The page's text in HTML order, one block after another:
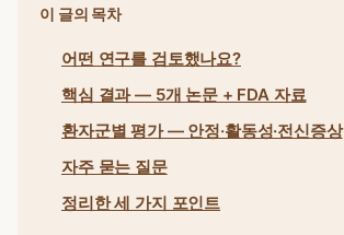
이 글의 목차
어떤 연구를 검토했나요?
핵심 결과 — 5개 논문 + FDA 자료
환자군별 평가 — 안정·활동성·전신증상
자주 묻는 질문
정리한 세 가지 포인트